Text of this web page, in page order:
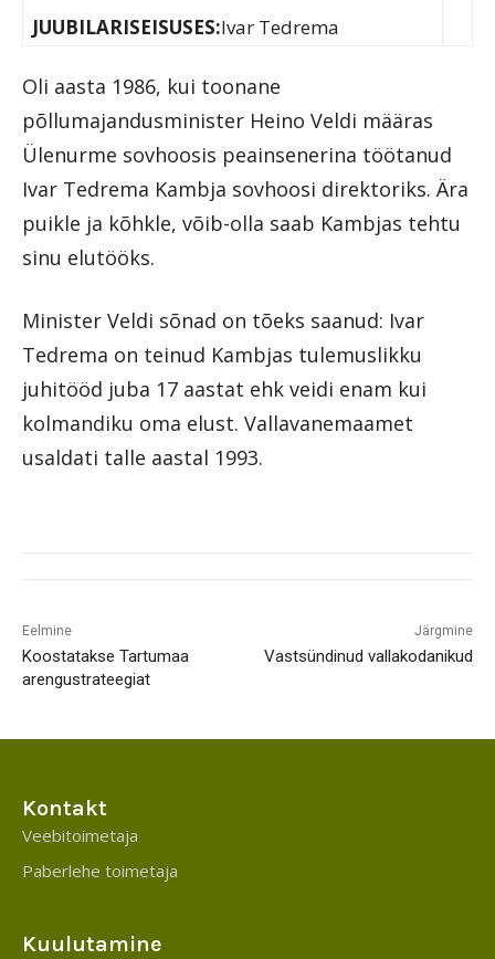
JUUBILARISEISUSES:Ivar Tedrema
Oli aasta 1986, kui toonane
põllumajandusminister Heino Veldi määras
Ülenurme sovhoosis peainsenerina töötanud
Ivar Tedrema Kambja sovhoosi direktoriks. Ära
puikle ja kõhkle, võib-olla saab Kambjas tehtu
sinu elutööks.
Minister Veldi sõnad on tõeks saanud: Ivar
Tedrema on teinud Kambjas tulemuslikku
juhitööd juba 17 aastat ehk veidi enam kui
kolmandiku oma elust. Vallavanemaamet
usaldati talle aastal 1993.
Eelmine
Koostatakse Tartumaa
arengustrateegiat
Järgmine
Vastsündinud vallakodanikud
Kontakt
Veebitoimetaja
Paberlehe toimetaja
Kuulutamine